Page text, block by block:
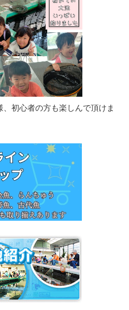
初心者の方も楽しんで頂けま